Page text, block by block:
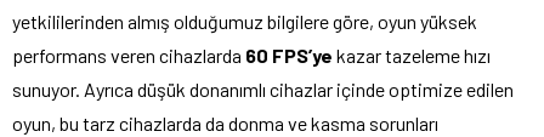
yetkililerinden almış olduğumuz bilgilere göre, oyun yüksek
performans veren cihazlarda 60 FPS’ye kazar tazeleme hızı
sunuyor. Ayrıca düşük donanımlı cihazlar içinde optimize edilen
oyun, bu tarz cihazlarda da donma ve kasma sorunları